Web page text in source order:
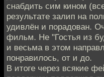
снабдить сим кином
результате залип на
удивлён и порадован.
фильм. Не "Гостья из
и весьма в этом
понравилось, от и до.
В итоге через всякие